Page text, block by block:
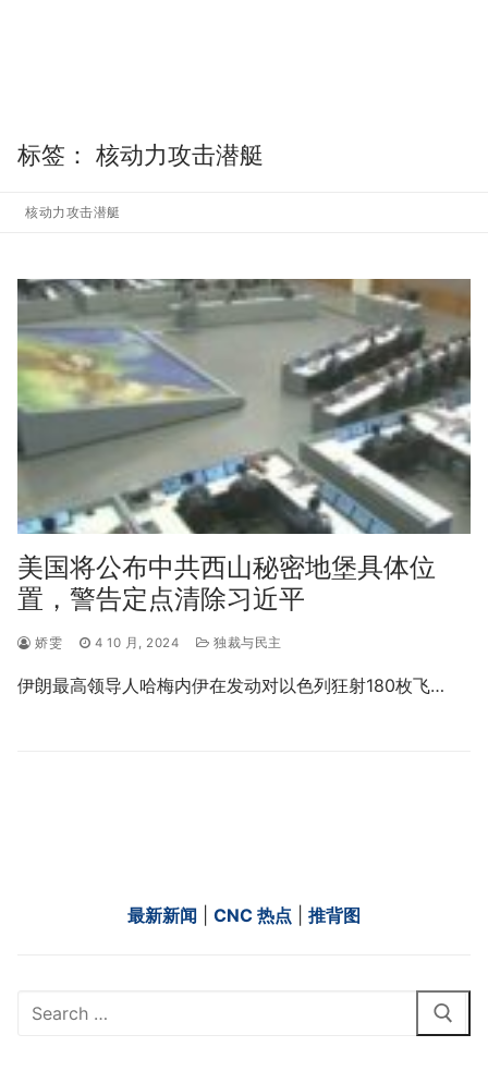
标签： 核动力攻击潜艇
核动力攻击潜艇
美国将公布中共西山秘密地堡具体位
置，警告定点清除习近平
娇雯 4 10 月, 2024 独裁与民主
伊朗最高领导人哈梅内伊在发动对以色列狂射180枚飞…
最新新闻 CNC 热点 推背图
Search